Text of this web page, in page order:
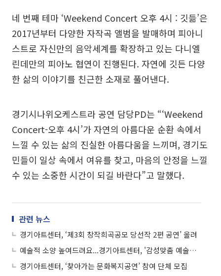
네 번째 테마 ‘Weekend Concert 오후 4시 : 깃듦’은
2017년부터 다양한 자작곡 앨범을 발매하며 피아니
스트로 자신만의 음악세계를 확장하고 있는 다니엘
린데만의 피아노 협연이 진행된다. 자연에 깃든 다양
한 삶의 이야기를 친근한 소재로 풀어낸다.
경기시나위오케스트라 공연 담당PD는 “‘Weekend
Concert-오후 4시’가 자연의 아름다운 순환 속에서
느낄 수 있는 삶의 진실한 아름다움을 느끼며, 경기도
민들이 일상 속에서 여유를 찾고, 마음의 안정을 느낄
수 있는 소중한 시간이 되길 바란다”고 말했다.
관련 뉴스
경기아트센터, ‘제3회 창작희곡공모 당선작 2편 공연’ 올려
예술적 소양 높여드려요...경기아트센터, '감성맞춤 예술아카데미' 수강생 모집
경기아트센터, ‘찾아가는 문화복지공연’ 참여 단체 모집